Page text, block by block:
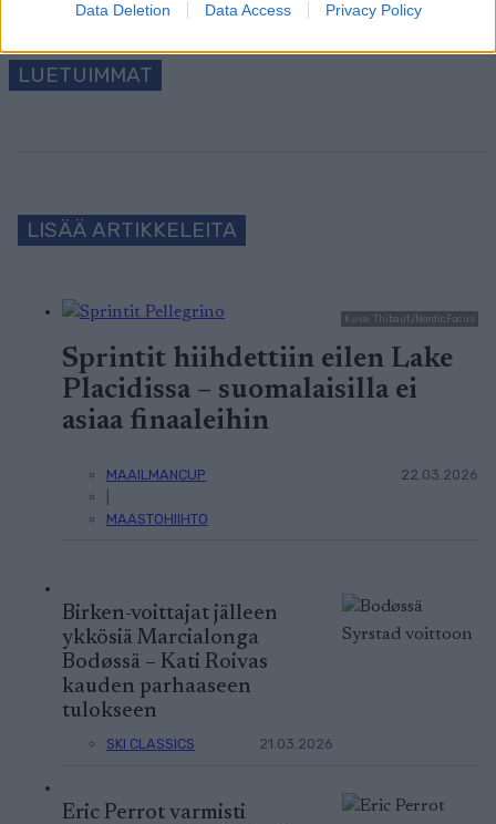
Data Deletion Data Access Privacy Policy
LUETUIMMAT
LISÄÄ ARTIKKELEITA
Kuva: Thibaut/NordicFocus
Sprintit hiihdettiin eilen Lake
Placidissa – suomalaisilla ei
asiaa finaaleihin
MAAILMANCUP
MAASTOHIIHTO
22.03.2026
Birken-voittajat jälleen
ykkösiä Marcialonga
Bodøssä – Kati Roivas
kauden parhaaseen
tulokseen
SKI CLASSICS 21.03.2026
Eric Perrot varmisti